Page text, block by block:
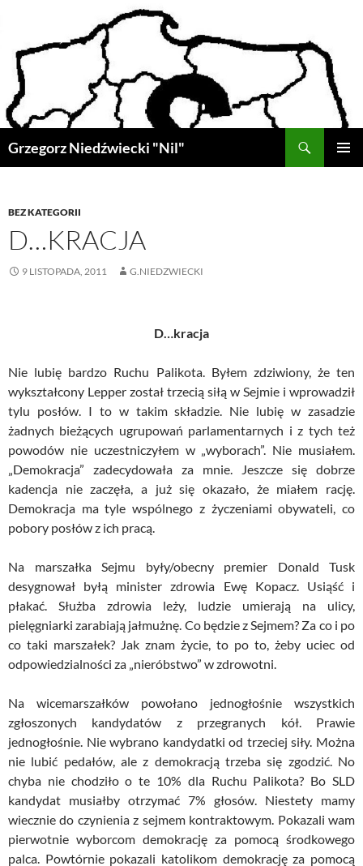
treści
Grzegorz Niedźwiecki "Nil"
BEZ KATEGORII
D…KRACJA
9 LISTOPADA, 2011 G.NIEDZWIECKI
D…kracja
Nie lubię bardzo Ruchu Palikota. Byłem zdziwiony, że ten
wykształcony Lepper został trzecią siłą w Sejmie i wprowadził
tylu posłów. I to w takim składzie. Nie lubię w zasadzie
żadnych bieżących ugrupowań parlamentarnych i z tych też
powodów nie uczestniczyłem w „wyborach”. Nie musiałem.
„Demokracja” zadecydowała za mnie. Jeszcze się dobrze
kadencja nie zaczęła, a już się okazało, że miałem rację.
Demokracja ma tyle wspólnego z życzeniami obywateli, co
pobory posłów z ich pracą.
Na marszałka Sejmu były/obecny premier Donald Tusk
desygnował byłą minister zdrowia Ewę Kopacz. Usiąść i
płakać. Służba zdrowia leży, ludzie umierają na ulicy,
pielęgniarki zarabiają jałmużnę. Co będzie z Sejmem? Za co i po
co taki marszałek? Jak znam życie, to po to, żeby uciec od
odpowiedzialności za „nieróbstwo” w zdrowotni.
Na wicemarszałków powołano jednogłośnie wszystkich
zgłoszonych kandydatów z przegranych kół. Prawie
jednogłośnie. Nie wybrano kandydatki od trzeciej siły. Można
nie lubić pedałów, ale z demokracją trzeba się zgodzić. No
chyba nie chodziło o te 10% dla Ruchu Palikota? Bo SLD
kandydat musiałby otrzymać 7% głosów. Niestety mamy
wiecznie do czynienia z sejmem kontraktowym. Pokazali wam
pierwotnie wyborcom demokrację za pomocą środkowego
palca. Powtórnie pokazali katolikom demokrację za pomocą